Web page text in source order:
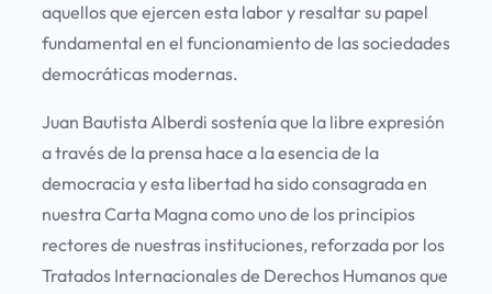
aquellos que ejercen esta labor y resaltar su papel
fundamental en el funcionamiento de las sociedades
democráticas modernas.
Juan Bautista Alberdi sostenía que la libre expresión
a través de la prensa hace a la esencia de la
democracia y esta libertad ha sido consagrada en
nuestra Carta Magna como uno de los principios
rectores de nuestras instituciones, reforzada por los
Tratados Internacionales de Derechos Humanos que